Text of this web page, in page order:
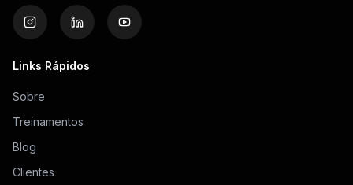
Links Rápidos
Sobre
Treinamentos
Blog
Clientes